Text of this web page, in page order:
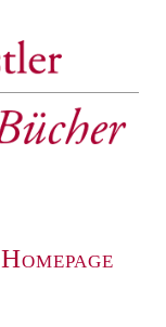
Homepage